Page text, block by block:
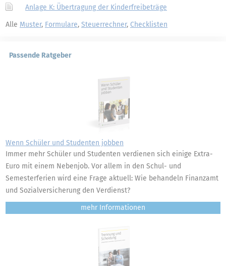
Anlage K: Übertragung der Kinderfreibeträge
Alle Muster, Formulare, Steuerrechner, Checklisten
Passende Ratgeber
Wenn Schüler und Studenten jobben
Immer mehr Schüler und Studenten verdienen sich einige Extra-
Euro mit einem Nebenjob. Vor allem in den Schul- und
Semesterferien wird eine Frage aktuell: Wie behandeln Finanzamt
und Sozialversicherung den Verdienst?
mehr